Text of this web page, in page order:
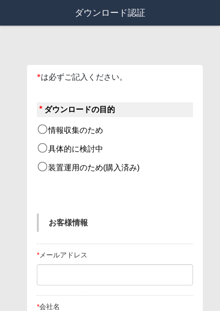
ダウンロード認証
*は必ずご記入ください。
* ダウンロードの目的
情報収集のため
具体的に検討中
装置運用のため(購入済み)
お客様情報
* メールアドレス
*会社名